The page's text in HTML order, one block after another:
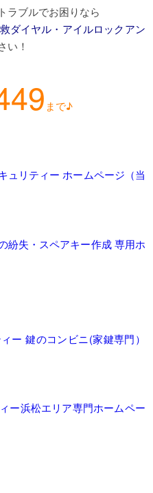
ラブルでお困りなら
ダイヤル・アイルロックアン
い！
まで♪
ュリティー ホームページ（当
紛失・スペアキー作成 専用ホ
ー 鍵のコンビニ(家鍵専門）
ー浜松エリア専門ホームペー